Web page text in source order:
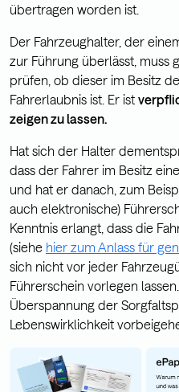
übertragen worden ist.
Der Fahrzeughalter, der
zur Führung überlässt, muss
prüfen, ob dieser im Besitz
Fahrerlaubnis ist. Er ist
zeigen zu lassen.
Hat sich der Halter
dass der Fahrer im Besitz
und hat er danach, zum
auch elektronische)
Kenntnis erlangt, dass die
(siehe hier zum Anlass für
sich nicht vor jeder
Führerschein vorlegen
Überspannung der
Lebenswirklichkeit